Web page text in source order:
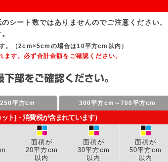
シート数ではありませんのでご注意ください。
。（2cm×5cmの場合は10平方cm以内）
す。必ず合計金額をご確認ください。
平方cm 300平方cm～700平方cm
ト]・消費税が含まれています）
面積が
20平方cm
以内
面積が
30平方cm
以内
面積が
50平方cm
以内